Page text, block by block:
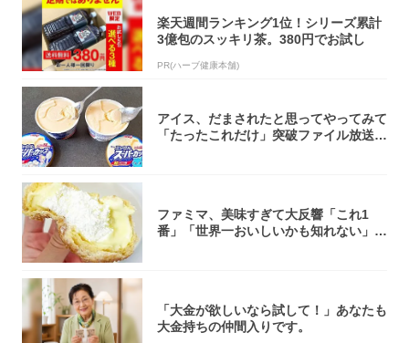
楽天週間ランキング1位！シリーズ累計
3億包のスッキリ茶。380円でお試し
PR(ハーブ健康本舗)
アイス、だまされたと思ってやってみて
「たったこれだけ」突破ファイル放送で
ファミマ、美味すぎて大反響「これ1
番」「世界一おいしいかも知れない」
「大金が欲しいなら試して！」あなたも
大金持ちの仲間入りです。